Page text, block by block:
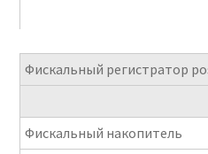
Фискальный регистратор
Фискальный накопитель